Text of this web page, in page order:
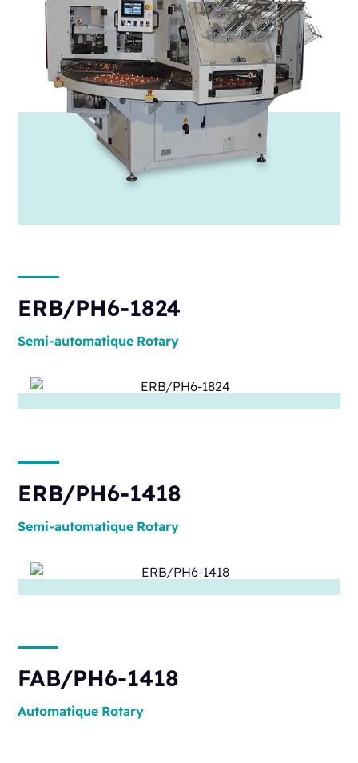
ERB/PH6-1824
Semi-automatique Rotary
ERB/PH6-1418
Semi-automatique Rotary
FAB/PH6-1418
Automatique Rotary